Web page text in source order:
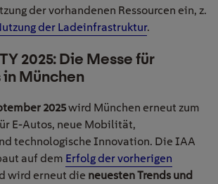
der vorhandenen Ressourcen ein, z.
der Ladeinfrastruktur.
2025: Die Messe für
München
2025wird München erneut zum
E-Autos, neue Mobilität,
technologische Innovation. Die IAA
auf dem Erfolg der vorherigen
wird erneut die neuesten Trends und